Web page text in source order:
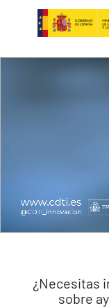
Pasar al contenido
¿Necesitas
sobre